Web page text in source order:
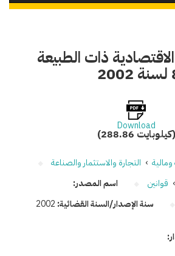
ذات الطبيعة
Download
(288.86 كيلوبايت)
› التجارة والاستثمار والصناعة
› قوانين
سنة الإصدار/السنة القضائية: 2002
اسم المصدر: